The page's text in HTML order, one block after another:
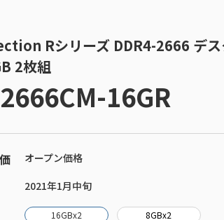
Rシリーズ DDR4-2666 デス
2枚組
16GR
オープン価格
2021年1月中旬
16GBx2 8GBx2